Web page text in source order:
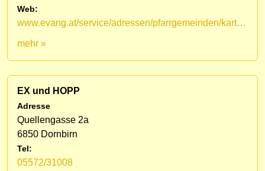
Web:
www.evang.at/service/adressen/pfarrgemeinden/kartenansicht/
mehr »
EX und HOPP
Adresse
Quellengasse 2a
6850 Dornbirn
Tel:
05572/31008